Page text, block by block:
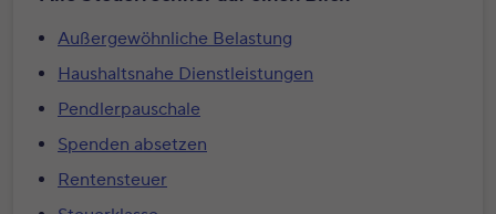
Außergewöhnliche Belastung
Haushaltsnahe Dienstleistungen
Pendlerpauschale
Spenden absetzen
Rentensteuer